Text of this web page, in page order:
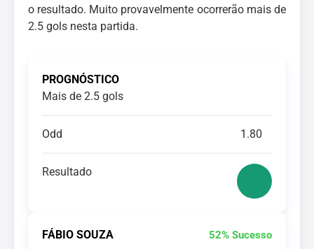
o resultado. Muito provavelmente ocorrerão mais de
2.5 gols nesta partida.
PROGNÓSTICO
Mais de 2.5 gols
Odd 1.80
Resultado
FÁBIO SOUZA 52% Sucesso